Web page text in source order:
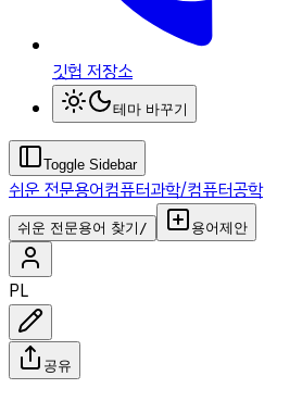
깃헙 저장소
테마 바꾸기
Toggle Sidebar
쉬운 전문용어컴퓨터과학/컴퓨터공학
쉬운 전문용어 찾기 / 용어제안
PL
공유